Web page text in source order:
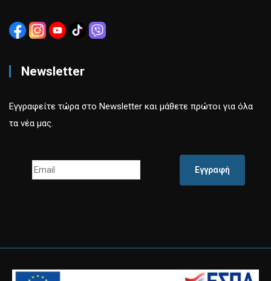
Newsletter
Εγγραφείτε τώρα στο Newsletter και μάθετε πρώτοι για όλα
τα νέα μας.
Εγγραφή